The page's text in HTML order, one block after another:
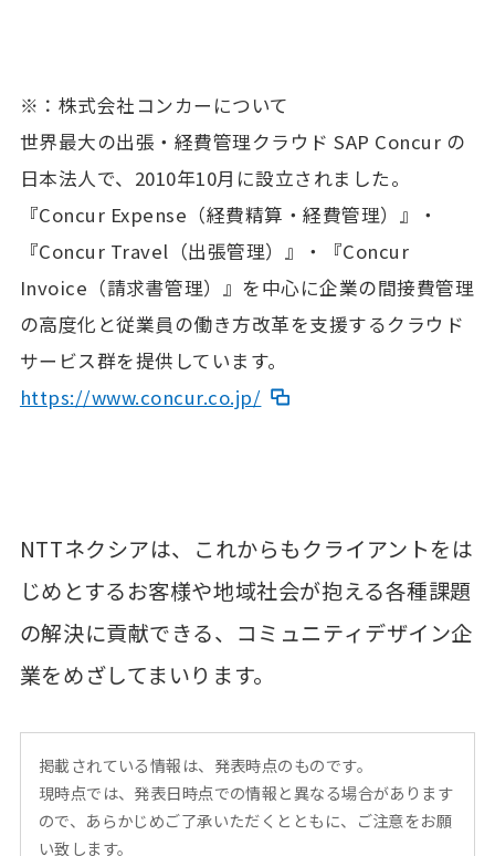
※：株式会社コンカーについて
世界最大の出張・経費管理クラウド SAP Concur の
日本法人で、2010年10月に設立されました。
『Concur Expense（経費精算・経費管理）』・
『Concur Travel（出張管理）』・『Concur
Invoice（請求書管理）』を中心に企業の間接費管理
の高度化と従業員の働き方改革を支援するクラウド
サービス群を提供しています。
https://www.concur.co.jp/
NTTネクシアは、これからもクライアントをは
じめとするお客様や地域社会が抱える各種課題
の解決に貢献できる、コミュニティデザイン企
業をめざしてまいります。
掲載されている情報は、発表時点のものです。
現時点では、発表日時点での情報と異なる場合があります
ので、あらかじめご了承いただくとともに、ご注意をお願
い致します。